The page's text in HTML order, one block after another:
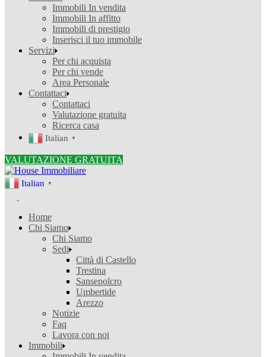
Immobili In vendita
Immobili In affitto
Immobili di prestigio
Inserisci il tuo immobile
Servizi
Per chi acquista
Per chi vende
Area Personale
Contattaci
Contattaci
Valutazione gratuita
Ricerca casa
Italian ▼
VALUTAZIONE GRATUITA
Italian ▼
Home
Chi Siamo
Chi Siamo
Sedi
Città di Castello
Trestina
Sansepolcro
Umbertide
Arezzo
Notizie
Faq
Lavora con noi
Immobili